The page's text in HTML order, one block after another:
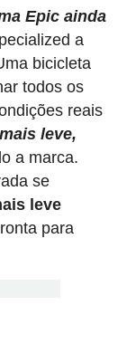
Epic ainda
a
bicicleta
todos os
reais
leve,
a marca.
se
leve
para